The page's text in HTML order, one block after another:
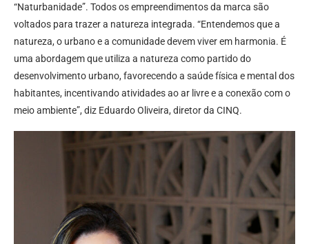
“Naturbanidade”. Todos os empreendimentos da marca são
voltados para trazer a natureza integrada. “Entendemos que a
natureza, o urbano e a comunidade devem viver em harmonia. É
uma abordagem que utiliza a natureza como partido do
desenvolvimento urbano, favorecendo a saúde física e mental dos
habitantes, incentivando atividades ao ar livre e a conexão com o
meio ambiente”, diz Eduardo Oliveira, diretor da CINQ.